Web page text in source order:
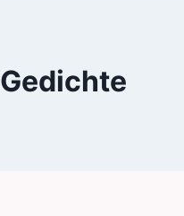
Gedichte